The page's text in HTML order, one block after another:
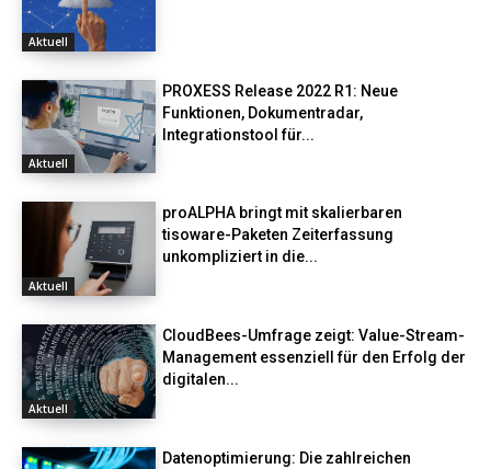
Aktuell
Aktuell
PROXESS Release 2022 R1: Neue
Funktionen, Dokumentradar,
Integrationstool für...
Aktuell
proALPHA bringt mit skalierbaren
tisoware-Paketen Zeiterfassung
unkompliziert in die...
Aktuell
CloudBees-Umfrage zeigt: Value-Stream-
Management essenziell für den Erfolg der
digitalen...
Datenoptimierung: Die zahlreichen